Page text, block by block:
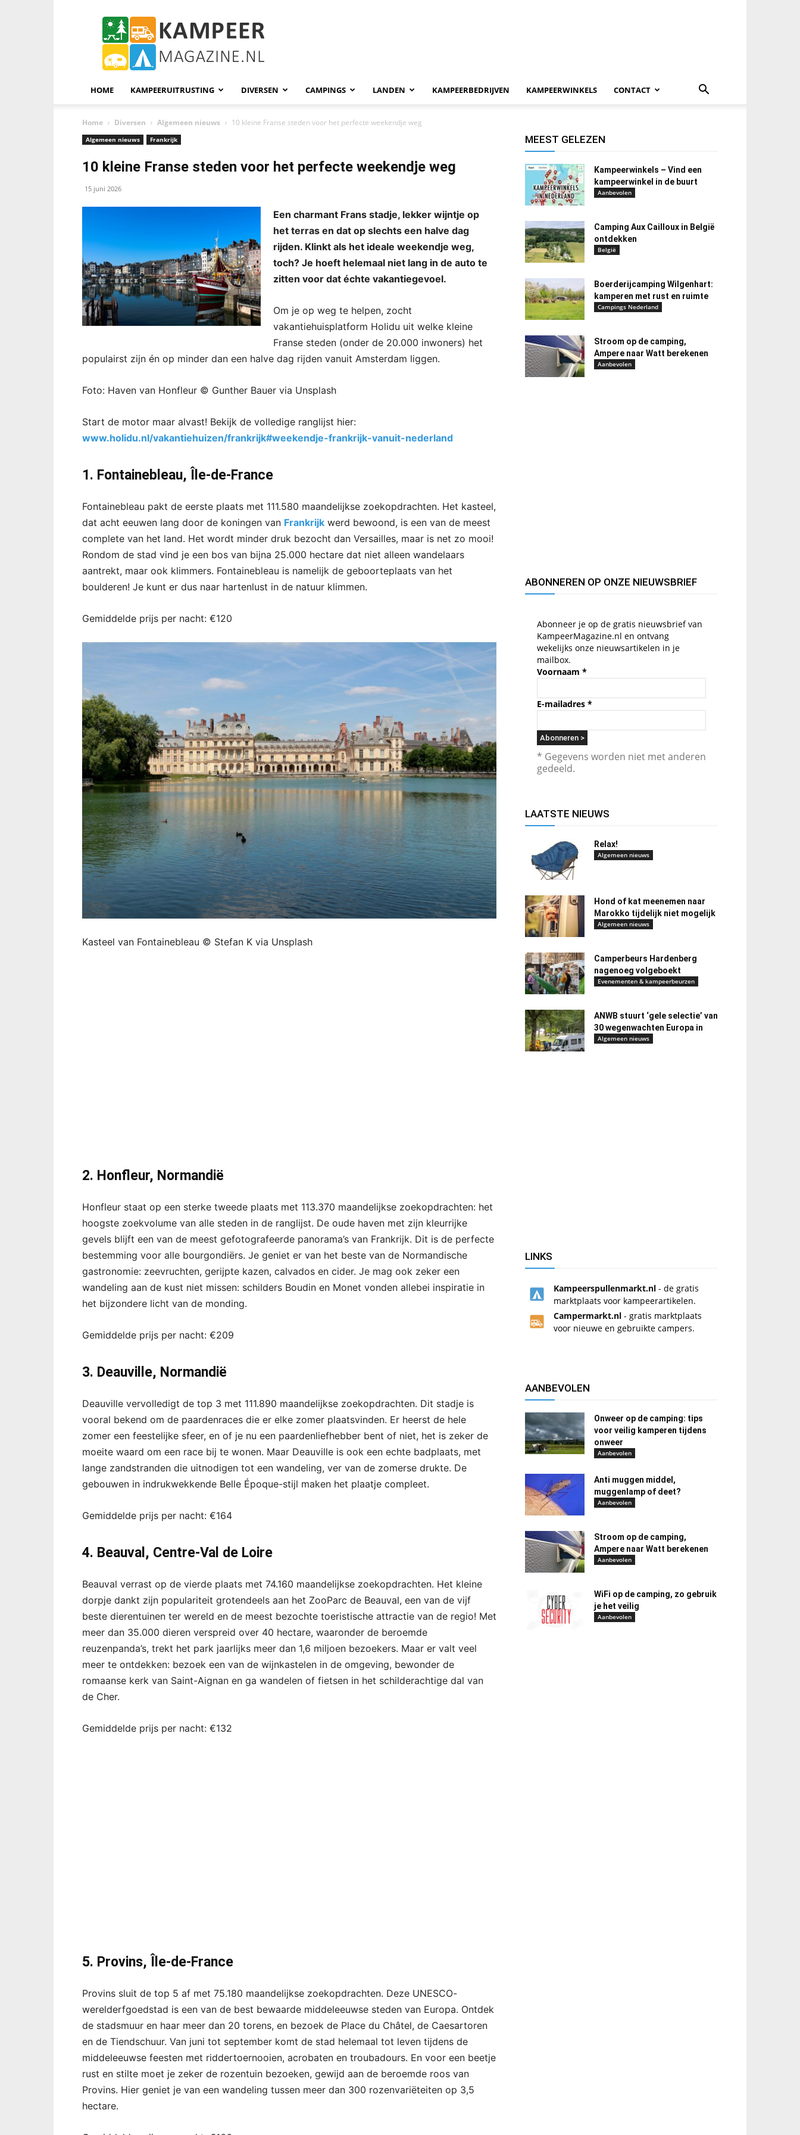
KampeerMagazine
HOME KAMPEERUITRUSTING DIVERSEN CAMPINGS LANDEN KAMPEERBEDRIJVEN KAMPEERWINKELS CONTACT
Home Diversen Algemeen nieuws 10 kleine Franse steden voor het perfecte weekendje weg
Algemeen nieuws Frankrijk
10 kleine Franse steden voor het perfecte weekendje weg
15 juni 2026
Een charmant Frans stadje, lekker wijntje op
het terras en dat op slechts een halve dag
rijden. Klinkt als het ideale weekendje weg,
toch? Je hoeft helemaal niet lang in de auto te
zitten voor dat échte vakantiegevoel.
Om je op weg te helpen, zocht
vakantiehuisplatform Holidu uit welke kleine
Franse steden (onder de 20.000 inwoners) het
populairst zijn én op minder dan een halve dag rijden vanuit Amsterdam liggen.
Foto: Haven van Honfleur © Gunther Bauer via Unsplash
Start de motor maar alvast! Bekijk de volledige ranglijst hier:
www.holidu.nl/vakantiehuizen/frankrijk#weekendje-frankrijk-vanuit-nederland
1. Fontainebleau, Île-de-France
Fontainebleau pakt de eerste plaats met 111.580 maandelijkse zoekopdrachten. Het kasteel,
dat acht eeuwen lang door de koningen van Frankrijk werd bewoond, is een van de meest
complete van het land. Het wordt minder druk bezocht dan Versailles, maar is net zo mooi!
Rondom de stad vind je een bos van bijna 25.000 hectare dat niet alleen wandelaars
aantrekt, maar ook klimmers. Fontainebleau is namelijk de geboorteplaats van het
boulderen! Je kunt er dus naar hartenlust in de natuur klimmen.
Gemiddelde prijs per nacht: €120
Kasteel van Fontainebleau © Stefan K via Unsplash
2. Honfleur, Normandië
Honfleur staat op een sterke tweede plaats met 113.370 maandelijkse zoekopdrachten: het
hoogste zoekvolume van alle steden in de ranglijst. De oude haven met zijn kleurrijke
gevels blijft een van de meest gefotografeerde panorama’s van Frankrijk. Dit is de perfecte
bestemming voor alle bourgondiërs. Je geniet er van het beste van de Normandische
gastronomie: zeevruchten, gerijpte kazen, calvados en cider. Je mag ook zeker een
wandeling aan de kust niet missen: schilders Boudin en Monet vonden allebei inspiratie in
het bijzondere licht van de monding.
Gemiddelde prijs per nacht: €209
3. Deauville, Normandië
Deauville vervolledigt de top 3 met 111.890 maandelijkse zoekopdrachten. Dit stadje is
vooral bekend om de paardenraces die er elke zomer plaatsvinden. Er heerst de hele
zomer een feestelijke sfeer, en of je nu een paardenliefhebber bent of niet, het is zeker de
moeite waard om een race bij te wonen. Maar Deauville is ook een echte badplaats, met
lange zandstranden die uitnodigen tot een wandeling, ver van de zomerse drukte. De
gebouwen in indrukwekkende Belle Époque-stijl maken het plaatje compleet.
Gemiddelde prijs per nacht: €164
4. Beauval, Centre-Val de Loire
Beauval verrast op de vierde plaats met 74.160 maandelijkse zoekopdrachten. Het kleine
dorpje dankt zijn populariteit grotendeels aan het ZooParc de Beauval, een van de vijf
beste dierentuinen ter wereld en de meest bezochte toeristische attractie van de regio! Met
meer dan 35.000 dieren verspreid over 40 hectare, waaronder de beroemde
reuzenpanda’s, trekt het park jaarlijks meer dan 1,6 miljoen bezoekers. Maar er valt veel
meer te ontdekken: bezoek een van de wijnkastelen in de omgeving, bewonder de
romaanse kerk van Saint-Aignan en ga wandelen of fietsen in het schilderachtige dal van
de Cher.
Gemiddelde prijs per nacht: €132
5. Provins, Île-de-France
Provins sluit de top 5 af met 75.180 maandelijkse zoekopdrachten. Deze UNESCO-
werelderfgoedstad is een van de best bewaarde middeleeuwse steden van Europa. Ontdek
de stadsmuur en haar meer dan 20 torens, en bezoek de Place du Châtel, de Caesartoren
en de Tiendschuur. Van juni tot september komt de stad helemaal tot leven tijdens de
middeleeuwse feesten met riddertoernooien, acrobaten en troubadours. En voor een beetje
rust en stilte moet je zeker de rozentuin bezoeken, gewijd aan de beroemde roos van
Provins. Hier geniet je van een wandeling tussen meer dan 300 rozenvariëteiten op 3,5
hectare.
MEEST GELEZEN
Kampeerwinkels – Vind een
kampeerwinkel in de buurt
Aanbevolen
Camping Aux Cailloux in België
ontdekken
België
Boerderijcamping Wilgenhart:
kamperen met rust en ruimte
Campings Nederland
Stroom op de camping,
Ampere naar Watt berekenen
Aanbevolen
ABONNEREN OP ONZE NIEUWSBRIEF
Abonneer je op de gratis nieuwsbrief van
KampeerMagazine.nl en ontvang
wekelijks onze nieuwsartikelen in je
mailbox.
Voornaam *
E-mailadres *
* Gegevens worden niet met anderen
gedeeld.
LAATSTE NIEUWS
Relax!
Algemeen nieuws
Hond of kat meenemen naar
Marokko tijdelijk niet mogelijk
Algemeen nieuws
Camperbeurs Hardenberg
nagenoeg volgeboekt
Evenementen & kampeerbeurzen
ANWB stuurt ‘gele selectie’ van
30 wegenwachten Europa in
Algemeen nieuws
LINKS
Kampeerspullenmarkt.nl - de gratis
marktplaats voor kampeerartikelen.
Campermarkt.nl - gratis marktplaats
voor nieuwe en gebruikte campers.
AANBEVOLEN
Onweer op de camping: tips
voor veilig kamperen tijdens
onweer
Aanbevolen
Anti muggen middel,
muggenlamp of deet?
Aanbevolen
Stroom op de camping,
Ampere naar Watt berekenen
Aanbevolen
WiFi op de camping, zo gebruik
je het veilig
Aanbevolen